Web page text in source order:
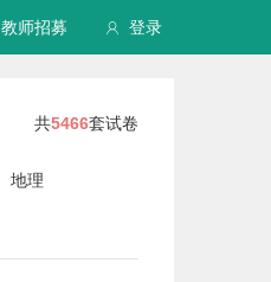
登录
教师招募
共5466套试卷
地理